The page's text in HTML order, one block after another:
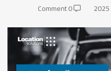
0 Comment